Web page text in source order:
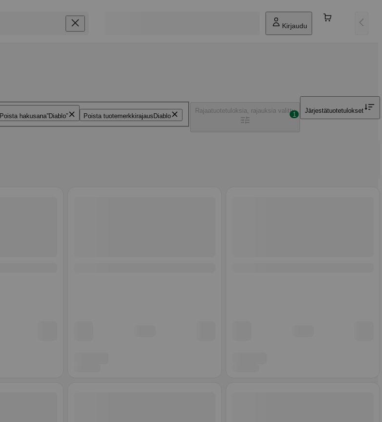
Kirjaudu
Poista hakusana Diablo Poista tuotemerkkirajaus Diablo
Rajaatuotetuloksia, rajauksia valittu
1
Järjestätuotetulokset